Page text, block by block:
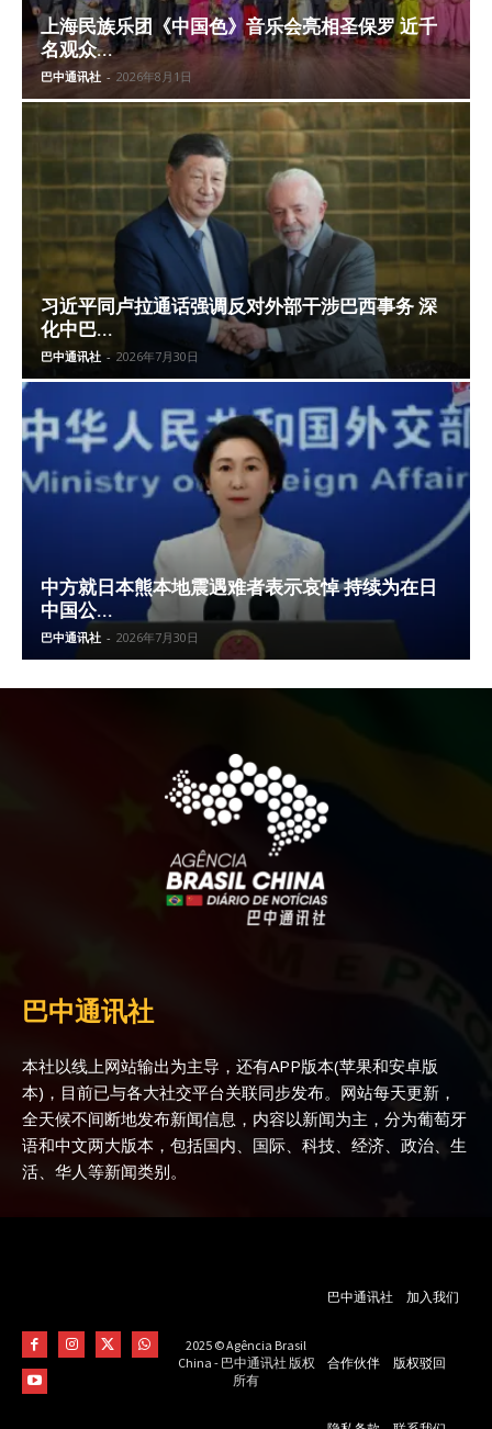
上海民族乐团《中国色》音乐会亮相圣保罗 近千
名观众...
巴中通讯社 - 2026年8月1日
习近平同卢拉通话强调反对外部干涉巴西事务 深
化中巴...
巴中通讯社 - 2026年7月30日
中方就日本熊本地震遇难者表示哀悼 持续为在日
中国公...
巴中通讯社 - 2026年7月30日
巴中通讯社
本社以线上网站输出为主导，还有APP版本(苹果和安卓版
本)，目前已与各大社交平台关联同步发布。网站每天更新，
全天候不间断地发布新闻信息，内容以新闻为主，分为葡萄牙
语和中文两大版本，包括国内、国际、科技、经济、政治、生
活、华人等新闻类别。
2025 © Agência Brasil
China - 巴中通讯社 版权
所有
巴中通讯社 加入我们
合作伙伴 版权驳回